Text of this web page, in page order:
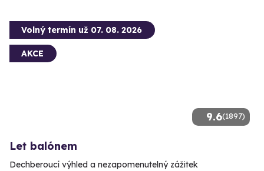
9.6(1897)
Volný termín už 07. 08. 2026
AKCE
Let balónem
Dechberoucí výhled a nezapomenutelný zážitek